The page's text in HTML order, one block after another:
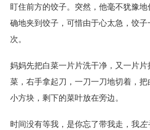
盯住前方的饺子。突然，他毫不犹豫
确地夹到饺子，可惜由于心太急，饺
次。
妈妈先把白菜一片片洗干净，又一片片
菜，右手拿起刀，一刀一刀地切着，
小方块，剩下的菜叶放在旁边。
时间没有等我，是你忘了带我走，我左